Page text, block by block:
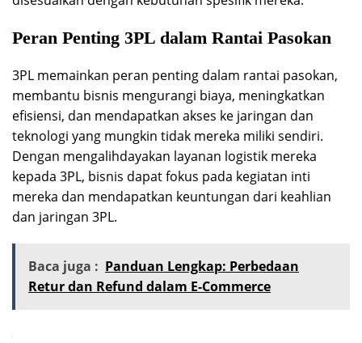
Peran Penting 3PL dalam Rantai Pasokan
3PL memainkan peran penting dalam rantai pasokan,
membantu bisnis mengurangi biaya, meningkatkan
efisiensi, dan mendapatkan akses ke jaringan dan
teknologi yang mungkin tidak mereka miliki sendiri.
Dengan mengalihdayakan layanan logistik mereka
kepada 3PL, bisnis dapat fokus pada kegiatan inti
mereka dan mendapatkan keuntungan dari keahlian
dan jaringan 3PL.
Baca juga : Panduan Lengkap: Perbedaan
Retur dan Refund dalam E-Commerce